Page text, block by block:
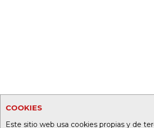
COOKIES
Este sitio web usa cookies propias y de